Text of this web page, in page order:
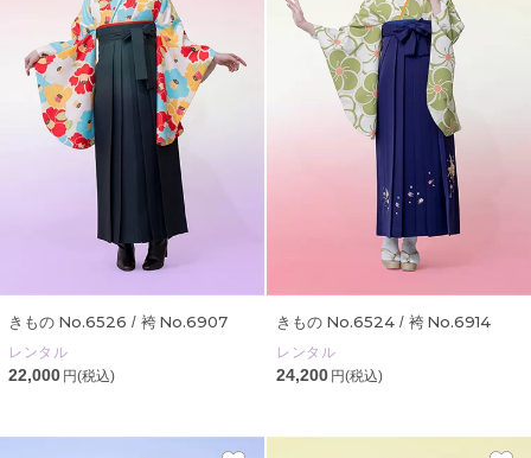
きもの No.6526 / 袴 No.6907
レンタル
22,000 円(税込)
きもの No.6524/ 袴 No.6914
レンタル
24,200 円(税込)